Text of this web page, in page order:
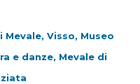
Visso, Museo
e danze, Mevale di